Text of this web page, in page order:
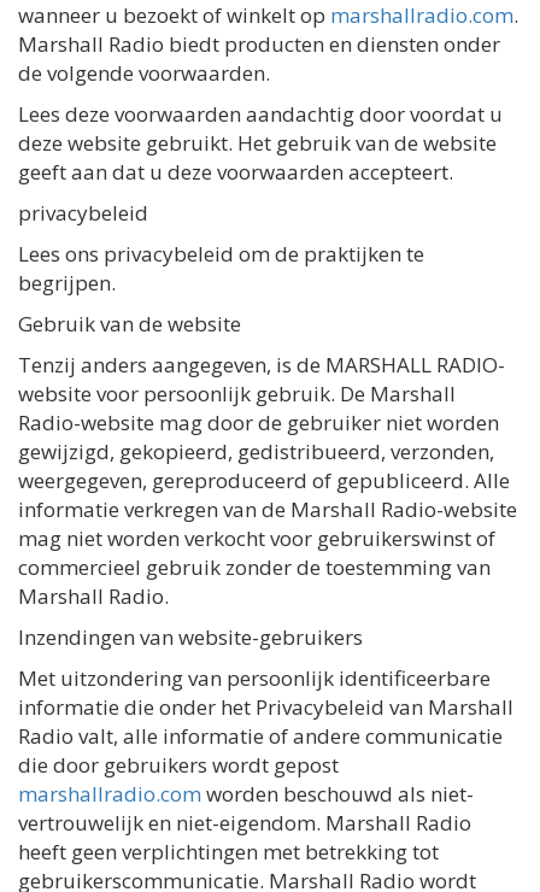
wanneer u bezoekt of winkelt op marshallradio.com.
Marshall Radio biedt producten en diensten onder
de volgende voorwaarden.
Lees deze voorwaarden aandachtig door voordat u
deze website gebruikt. Het gebruik van de website
geeft aan dat u deze voorwaarden accepteert.
privacybeleid
Lees ons privacybeleid om de praktijken te
begrijpen.
Gebruik van de website
Tenzij anders aangegeven, is de MARSHALL RADIO-
website voor persoonlijk gebruik. De Marshall
Radio-website mag door de gebruiker niet worden
gewijzigd, gekopieerd, gedistribueerd, verzonden,
weergegeven, gereproduceerd of gepubliceerd. Alle
informatie verkregen van de Marshall Radio-website
mag niet worden verkocht voor gebruikerswinst of
commercieel gebruik zonder de toestemming van
Marshall Radio.
Inzendingen van website-gebruikers
Met uitzondering van persoonlijk identificeerbare
informatie die onder het Privacybeleid van Marshall
Radio valt, alle informatie of andere communicatie
die door gebruikers wordt gepost
marshallradio.com worden beschouwd als niet-
vertrouwelijk en niet-eigendom. Marshall Radio
heeft geen verplichtingen met betrekking tot
gebruikerscommunicatie. Marshall Radio wordt